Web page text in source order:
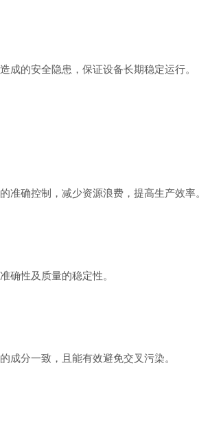
的安全隐患，保证设备长期稳定运行。
确控制，减少资源浪费，提高生产效率。
性及质量的稳定性。
分一致，且能有效避免交叉污染。